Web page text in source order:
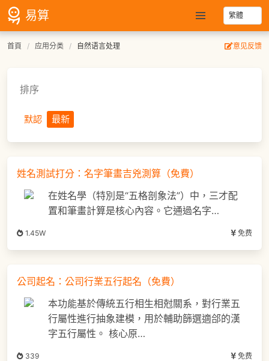
易算
首頁 应用分类 自然语言处理 意见反馈
排序
默認 最新
姓名測試打分：名字筆畫吉兇測算（免費）
在姓名學（特別是“五格剖象法”）中，三才配
置和筆畫計算是核心內容。它通過名字…
1.45W 免费
公司起名：公司行業五行起名（免費）
本功能基於傳統五行相生相尅關系，對行業五
行屬性進行抽象建模，用於輔助篩選適郃的漢
字五行屬性。 核心原…
339 免费